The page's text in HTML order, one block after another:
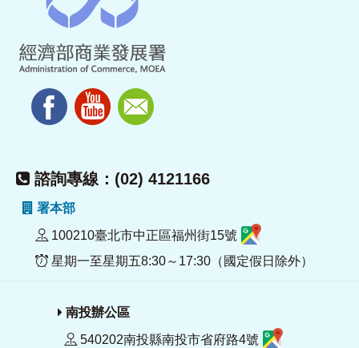
諮詢專線：(02) 4121166
署本部
100210臺北市中正區福州街15號
星期一至星期五8:30～17:30（國定假日除外）
南投辦公區
540202南投縣南投市省府路4號